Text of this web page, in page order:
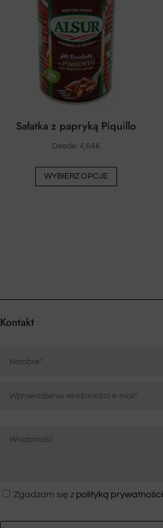
Sałatka z papryką Piquillo
Desde: 4,64€
WYBIERZ OPCJE
Ten
Kontakt
electrónico
wpisać
ZgodaZgadzam się z polityką prywatności